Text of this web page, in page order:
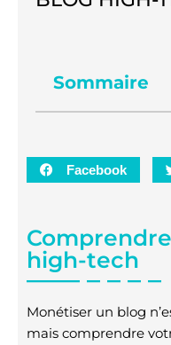
Sommaire
Facebook
high-tech
Monétiser un blog
mais comprendre